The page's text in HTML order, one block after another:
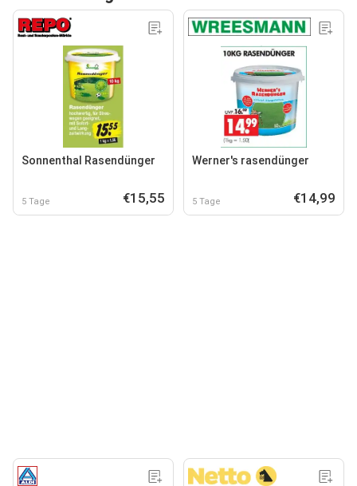
Sonnenthal Rasendünger
5 Tage €15,55
Werner's rasendünger
5 Tage €14,99